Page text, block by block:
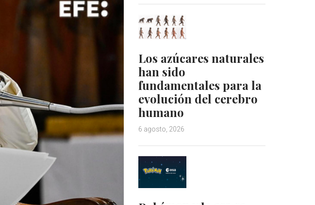
Los azúcares naturales
han sido
fundamentales para la
evolución del cerebro
humano
6 agosto, 2026